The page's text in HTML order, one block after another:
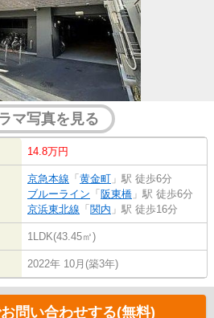
マ写真を見る
14.8万円
京急本線 「 黄金町 」駅 徒歩6分
ブルーライン 「 阪東橋 」駅 徒歩6分
京浜東北線 「 関内 」駅 徒歩16分
1LDK(43.45㎡)
2022年 10月(築3年)
問い合わせする(無料)